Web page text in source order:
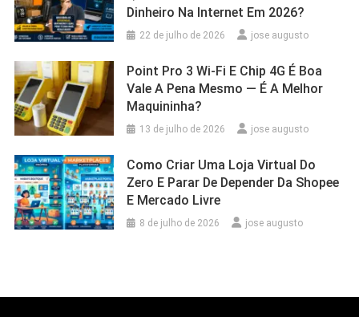
Dinheiro Na Internet Em 2026?
22 de julho de 2026 jose augusto
Point Pro 3 Wi‑Fi E Chip 4G É Boa
Vale A Pena Mesmo — É A Melhor
Maquininha?
13 de julho de 2026 jose augusto
Como Criar Uma Loja Virtual Do
Zero E Parar De Depender Da Shopee
E Mercado Livre
8 de julho de 2026 jose augusto